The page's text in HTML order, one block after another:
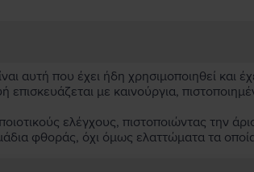
αυτή που έχει ήδη χρησιμοποιηθεί και
με καινούργια,
ελέγχους, πιστοποιώντας την
φθοράς, όχι όμως ελαττώματα τα